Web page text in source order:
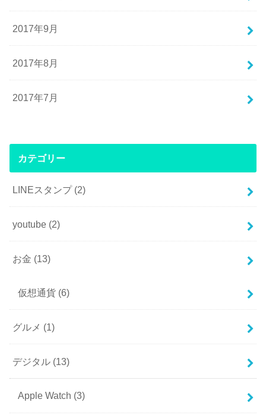
2017年9月
2017年8月
2017年7月
カテゴリー
LINEスタンプ (2)
youtube (2)
お金 (13)
仮想通貨 (6)
グルメ (1)
デジタル (13)
Apple Watch (3)